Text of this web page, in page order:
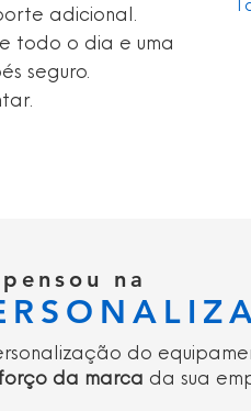
adicional.
todo o dia e uma
seguro.
na
do
da marca da sua